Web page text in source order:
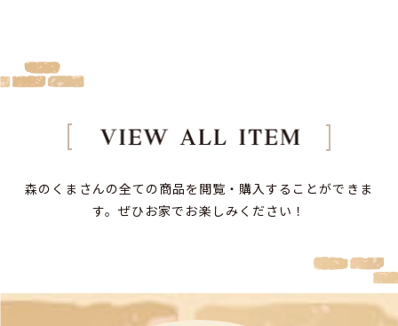
森のくまさんの全ての商品を閲覧・購入することができま
す。ぜひお家でお楽しみください！